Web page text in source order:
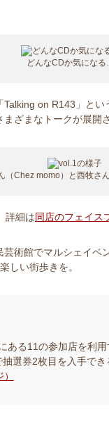
どんなCDか気になる
on R143」と
ざまなトークが展開
（Chez momo）と西牧さ
詳細は同店のフェイス
術館でマルシェイベ
しい街歩きを。
ある11の参加店を利
選券2枚目を入手でき